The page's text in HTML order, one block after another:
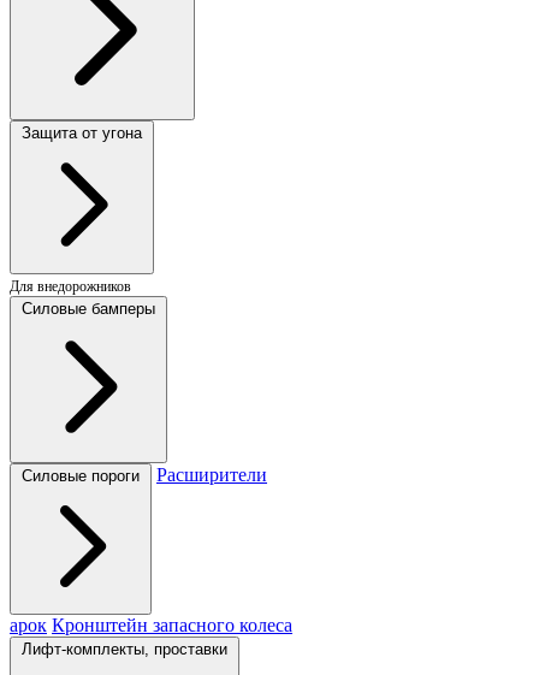
Защита от угона
Для внедорожников
Силовые бамперы
Силовые пороги Расширители
арок Кронштейн запасного колеса
Лифт-комплекты, проставки